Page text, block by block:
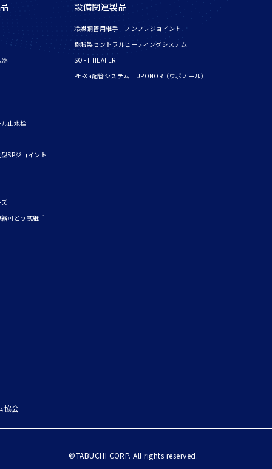
器
止水栓
SPジョイント
可とう式継手
設備関連製品
冷媒銅管用継手 ノンフレジョイント
樹脂製セントラルヒーティングシステム
SOFT HEATER
PE-Xa配管システム UPONOR（ウポノール）
協会
©TABUCHI CORP. All rights reserved.